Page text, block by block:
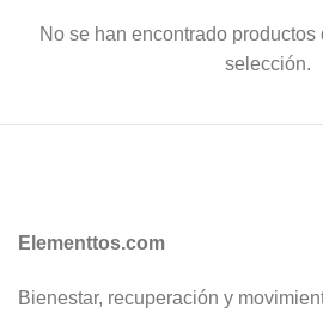
No se han encontrado
selección.
Elementtos.com
Bienestar, recuperación y